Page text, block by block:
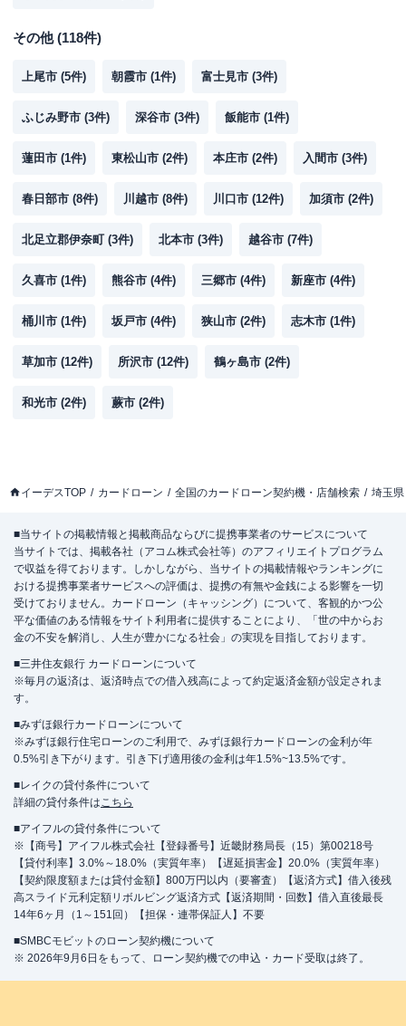
その他(118件)
上尾市 (5件) 朝霞市 (1件) 富士見市 (3件)
ふじみ野市 (3件) 深谷市 (3件) 飯能市 (1件)
蓮田市 (1件) 東松山市 (2件) 本庄市 (2件) 入間市 (3件)
春日部市 (8件) 川越市 (8件) 川口市 (12件) 加須市 (2件)
北足立郡伊奈町 (3件) 北本市 (3件) 越谷市 (7件)
久喜市 (1件) 熊谷市 (4件) 三郷市 (4件) 新座市 (4件)
桶川市 (1件) 坂戸市 (4件) 狭山市 (2件) 志木市 (1件)
草加市 (12件) 所沢市 (12件) 鶴ヶ島市 (2件)
和光市 (2件) 蕨市 (2件)
イーデスTOP カードローン 全国のカードローン契約機・店舗検索 埼玉県
■当サイトの掲載情報と掲載商品ならびに提携事業者のサービスについて
当サイトでは、掲載各社（アコム株式会社等）のアフィリエイトプログラム
で収益を得ております。しかしながら、当サイトの掲載情報やランキングに
おける提携事業者サービスへの評価は、提携の有無や金銭による影響を一切
受けておりません。カードローン（キャッシング）について、客観的かつ公
平な価値のある情報をサイト利用者に提供することにより、「世の中からお
金の不安を解消し、人生が豊かになる社会」の実現を目指しております。
■三井住友銀行 カードローンについて
※毎月の返済は、返済時点での借入残高によって約定返済金額が設定されま
す。
■みずほ銀行カードローンについて
※みずほ銀行住宅ローンのご利用で、みずほ銀行カードローンの金利が年
0.5%引き下がります。引き下げ適用後の金利は年1.5%~13.5%です。
■レイクの貸付条件について
詳細の貸付条件はこちら
■アイフルの貸付条件について
※【商号】アイフル株式会社【登録番号】近畿財務局長（15）第00218号
【貸付利率】3.0%～18.0%（実質年率）【遅延損害金】20.0%（実質年率）
【契約限度額または貸付金額】800万円以内（要審査）【返済方式】借入後残
高スライド元利定額リボルビング返済方式【返済期間・回数】借入直後最長
14年6ヶ月（1～151回）【担保・連帯保証人】不要
■SMBCモビットのローン契約機について
※ 2026年9月6日をもって、ローン契約機での申込・カード受取は終了。